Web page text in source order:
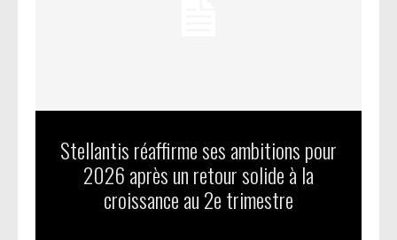
Stellantis réaffirme ses ambitions pour
2026 après un retour solide à la
croissance au 2e trimestre